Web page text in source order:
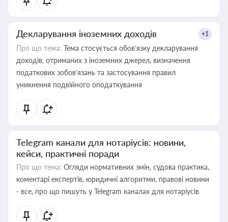
Декларування іноземних доходів +1
Про що тема: Тема стосується обов’язку декларування
доходів, отриманих з іноземних джерел, визначення
податкових зобов’язань та застосування правил
уникнення подвійного оподаткування
Telegram канали для нотаріусів: новини,
кейси, практичні поради
Про що тема: Огляди нормативних змін, судова практика,
коментарі експертів, юридичні алгоритми, правові новини
- все, про що пишуть у Telegram каналах для нотаріусів